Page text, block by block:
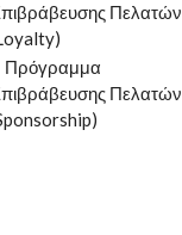
Πελατών
Πρόγραμμα
Πελατών